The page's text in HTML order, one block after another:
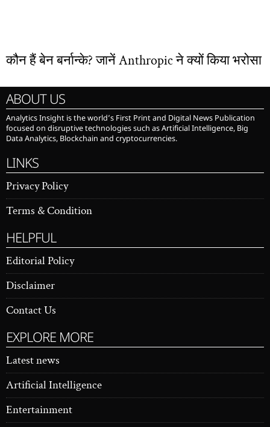
कौन हैं बेन बर्नान्के? जानें Anthropic ने क्यों किया भरोसा
ABOUT US
Analytics Insight is the world’s First Print and Digital News Publication
focused on disruptive technologies such as Artificial Intelligence, Big
Data Analytics, Blockchain and cryptocurrencies.
LINKS
Privacy Policy
Terms & Condition
HELPFUL
Editorial Policy
Disclaimer
Contact Us
EXPLORE MORE
Latest news
Artificial Intelligence
Entertainment